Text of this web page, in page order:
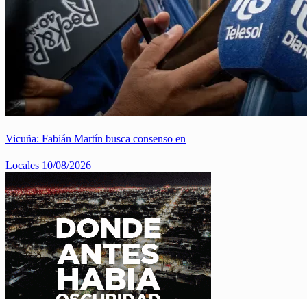
Vicuña: Fabián Martín busca consenso en
Locales 10/08/2026